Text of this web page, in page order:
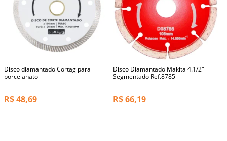
Disco diamantado Cortag para
porcelanato
R$48,69
Disco Diamantado Makita 4.1/2"
Segmentado Ref.8785
R$66,19